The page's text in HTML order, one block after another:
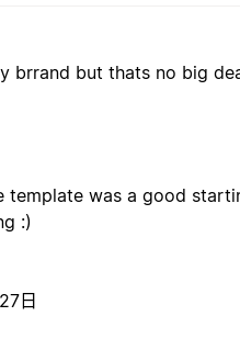
but thats no big
template was a good
:)
日